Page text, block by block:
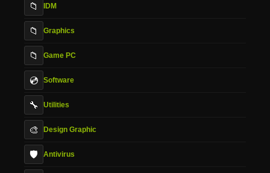
📁 IDM
📁 Graphics
📁 Game PC
💿 Software
🔧 Utilities
🎨 Design Graphic
🛡️ Antivirus